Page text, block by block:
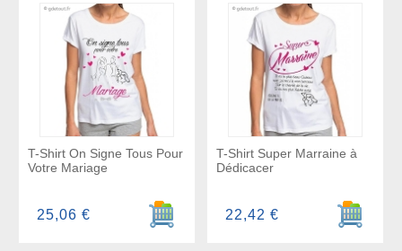
T-Shirt On Signe Tous Pour
Votre Mariage
Ajouter au panier
25,06 €
T-Shirt Super Marraine à
Dédicacer
Ajouter
22,42 €